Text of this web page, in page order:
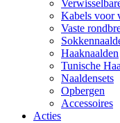
Kabels voor
Vaste
Haaknaalden
Tunische
Naaldensets
Opbergen
Accessoires
Acties